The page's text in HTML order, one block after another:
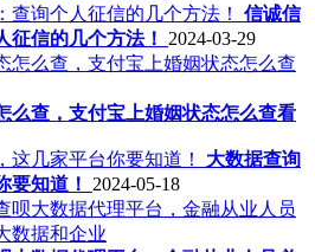
信诚信
征信的几个方法！
2024-03-29
么查，支付宝上婚姻状态怎么查看
大数据查询
要知道！
2024-05-18